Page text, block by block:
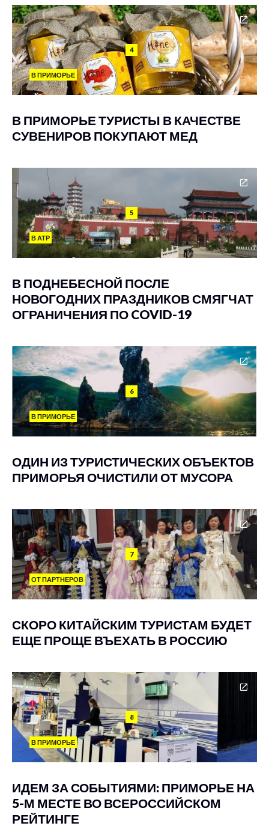
4
В ПРИМОРЬЕ
В ПРИМОРЬЕ ТУРИСТЫ В КАЧЕСТВЕ
СУВЕНИРОВ ПОКУПАЮТ МЕД
5
В АТР
В ПОДНЕБЕСНОЙ ПОСЛЕ
НОВОГОДНИХ ПРАЗДНИКОВ СМЯГЧАТ
ОГРАНИЧЕНИЯ ПО COVID-19
6
В ПРИМОРЬЕ
ОДИН ИЗ ТУРИСТИЧЕСКИХ ОБЪЕКТОВ
ПРИМОРЬЯ ОЧИСТИЛИ ОТ МУСОРА
7
ОТ ПАРТНЕРОВ
СКОРО КИТАЙСКИМ ТУРИСТАМ БУДЕТ
ЕЩЕ ПРОЩЕ ВЪЕХАТЬ В РОССИЮ
8
В ПРИМОРЬЕ
ИДЕМ ЗА СОБЫТИЯМИ: ПРИМОРЬЕ НА
5-М МЕСТЕ ВО ВСЕРОССИЙСКОМ
РЕЙТИНГЕ